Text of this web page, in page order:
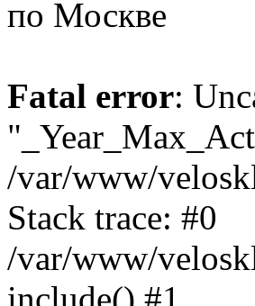
по Москве
Fatal error:
/var/www/
Stack trace: #0
/var/www/